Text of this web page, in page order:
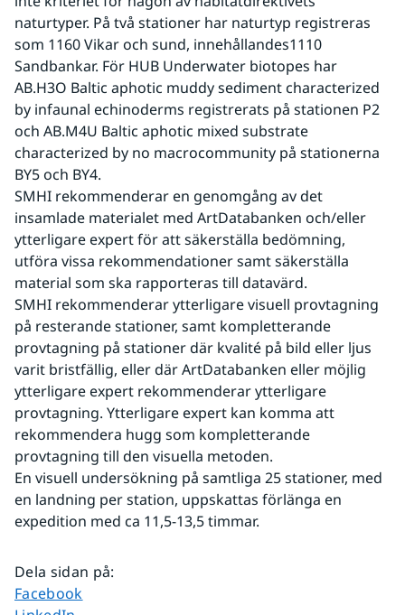
naturtyper. På två stationer har naturtyp registreras
som 1160 Vikar och sund, innehållandes1110
Sandbankar. För HUB Underwater biotopes har
AB.H3O Baltic aphotic muddy sediment characterized
by infaunal echinoderms registrerats på stationen P2
och AB.M4U Baltic aphotic mixed substrate
characterized by no macrocommunity på stationerna
BY5 och BY4.
SMHI rekommenderar en genomgång av det
insamlade materialet med ArtDatabanken och/eller
ytterligare expert för att säkerställa bedömning,
utföra vissa rekommendationer samt säkerställa
material som ska rapporteras till datavärd.
SMHI rekommenderar ytterligare visuell provtagning
på resterande stationer, samt kompletterande
provtagning på stationer där kvalité på bild eller ljus
varit bristfällig, eller där ArtDatabanken eller möjlig
ytterligare expert rekommenderar ytterligare
provtagning. Ytterligare expert kan komma att
rekommendera hugg som kompletterande
provtagning till den visuella metoden.
En visuell undersökning på samtliga 25 stationer, med
en landning per station, uppskattas förlänga en
expedition med ca 11,5-13,5 timmar.
Dela sidan på:
Dela sidan på
Facebook